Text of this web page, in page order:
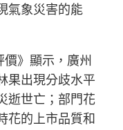
氣象災害的能
價》顯示，廣州
果出現分歧水平
逝世亡；部門花
花的上市品質和